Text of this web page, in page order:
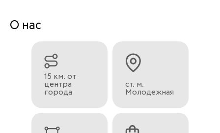
О нас
15 км. от
центра
города
ст. м.
Молодежная